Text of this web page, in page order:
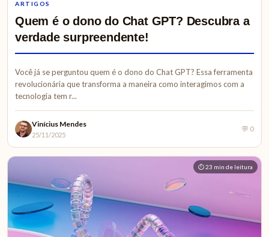
ARTIGOS
Quem é o dono do Chat GPT? Descubra a
verdade surpreendente!
Você já se perguntou quem é o dono do Chat GPT? Essa ferramenta
revolucionária que transforma a maneira como interagimos com a
tecnologia tem r...
Vinícius Mendes
25/11/2025
💬 0
⏱ 23 min de leitura